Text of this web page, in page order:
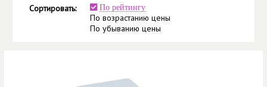
Сортировать: По рейтингу
По возрастанию цены
По убыванию цены